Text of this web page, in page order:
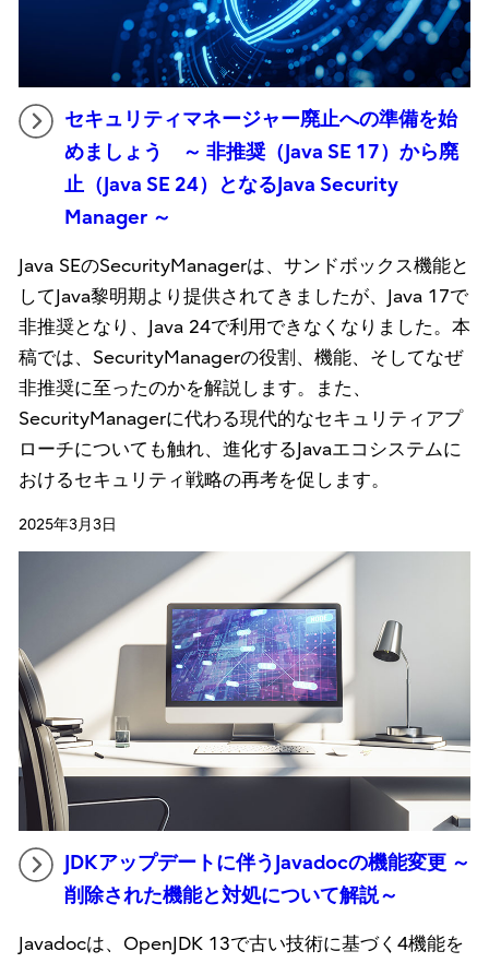
セキュリティマネージャー廃止への準備を始
めましょう ～ 非推奨（Java SE 17）から廃
止（Java SE 24）となるJava Security
Manager ～
Java SEのSecurityManagerは、サンドボックス機能と
してJava黎明期より提供されてきましたが、Java 17で
非推奨となり、Java 24で利用できなくなりました。本
稿では、SecurityManagerの役割、機能、そしてなぜ
非推奨に至ったのかを解説します。また、
SecurityManagerに代わる現代的なセキュリティアプ
ローチについても触れ、進化するJavaエコシステムに
おけるセキュリティ戦略の再考を促します。
2025年3月3日
JDKアップデートに伴うJavadocの機能変更 ～
削除された機能と対処について解説～
Javadocは、OpenJDK 13で古い技術に基づく4機能を